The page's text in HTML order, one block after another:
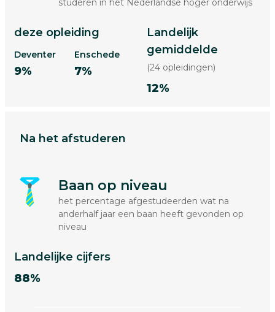
studeren in het Nederlandse hoger onderwijs
deze opleiding
Deventer
9%
Enschede
7%
Landelijk
gemiddelde
(24 opleidingen)
12%
Na het afstuderen
Baan op niveau
het percentage afgestudeerden wat na
anderhalf jaar een baan heeft gevonden op
niveau
Landelijke cijfers
88%